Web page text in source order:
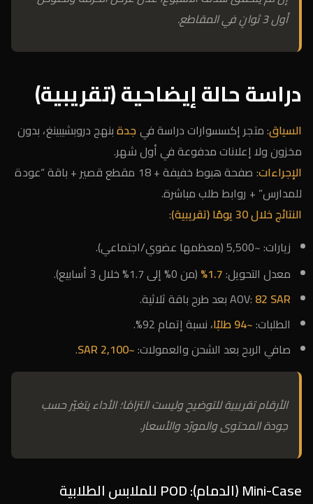
أول 3 ثوانٍ في المقاطع.
دراسة حالة إيضاحية (تقريبية)
السياق: متجر إكسسوارات دراسة فيجدةبنهج دروبشيبينغ، بدون
مخزون ولا إعلانات مدفوعة في أول شهر.
الإجراءات
: صفحة هبوط خفيفة + 18 مقطع قصير + باقة “عودة
للمدارس” + روابط طلب مباشرة.
النتائج خلال 30 يومًا (تقريبية)
:
زيارات: ~5,500 (معظمها عضوي/اجتماعي).
معدل التحويل:1.7% (من 0% إلى 1.7% خلال 3 أسابيع).
AOV: 82 SAR
بعد طرح باقة ثلاثية.
الطلبات:~94 طلبًا
، نسبة إتمام 92%.
صافي الربح بعد الشحن والعمولات:~2,100 SAR
.
الأرقام تقريبية للتوضيح وليست التزامًا؛ الأداء يتغيّر حسب
جودة المحتوى والمورّد والأسعار.
Mini-Case (الدمام): POD للملابس الطلابية